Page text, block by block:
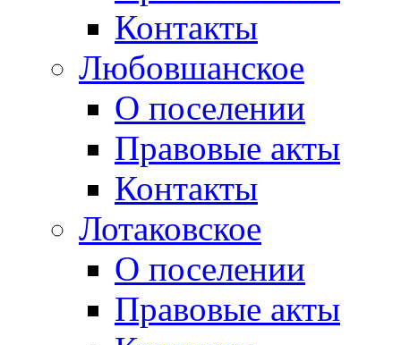
Контакты
Любовшанское
О поселении
Правовые акты
Контакты
Лотаковское
О поселении
Правовые акты